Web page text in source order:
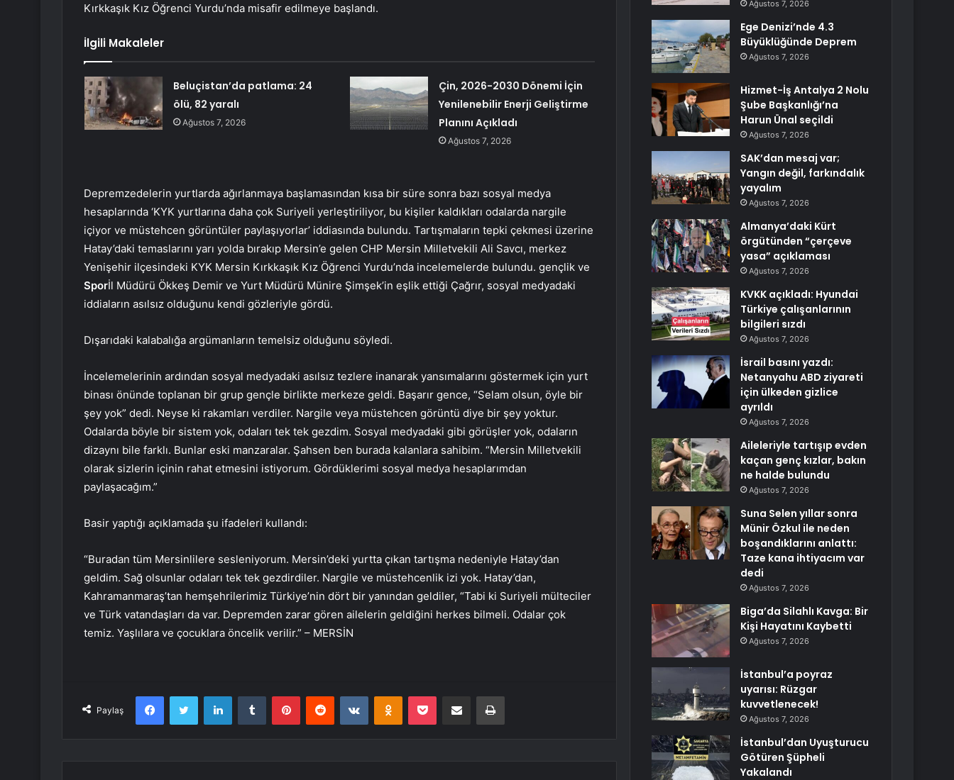
Kırkkaşık Kız Öğrenci Yurdu’nda misafir edilmeye başlandı.
İlgili Makaleler
Beluçistan’da patlama: 24
ölü, 82 yaralı
Ağustos 7, 2026
Çin, 2026-2030 Dönemi İçin
Yenilenebilir Enerji Geliştirme
Planını Açıkladı
Ağustos 7, 2026
Depremzedelerin yurtlarda ağırlanmaya başlamasından kısa bir süre sonra bazı sosyal medya
hesaplarında ‘KYK yurtlarına daha çok Suriyeli yerleştiriliyor, bu kişiler kaldıkları odalarda nargile
içiyor ve müstehcen görüntüler paylaşıyorlar’ iddiasında bulundu. Tartışmaların tepki çekmesi üzerine
Hatay’daki temaslarını yarı yolda bırakıp Mersin’e gelen CHP Mersin Milletvekili Ali Savcı, merkez
Yenişehir ilçesindeki KYK Mersin Kırkkaşık Kız Öğrenci Yurdu’nda incelemelerde bulundu. gençlik ve
Sporİl Müdürü Ökkeş Demir ve Yurt Müdürü Münire Şimşek’in eşlik ettiği Çağrır, sosyal medyadaki
iddiaların asılsız olduğunu kendi gözleriyle gördü.
Dışarıdaki kalabalığa argümanların temelsiz olduğunu söyledi.
İncelemelerinin ardından sosyal medyadaki asılsız tezlere inanarak yansımalarını göstermek için yurt
binası önünde toplanan bir grup gençle birlikte merkeze geldi. Başarır gence, “Selam olsun, öyle bir
şey yok” dedi. Neyse ki rakamları verdiler. Nargile veya müstehcen görüntü diye bir şey yoktur.
Odalarda böyle bir sistem yok, odaları tek tek gezdim. Sosyal medyadaki gibi görüşler yok, odaların
dizaynı bile farklı. Bunlar eski manzaralar. Şahsen ben burada kalanlara sahibim. “Mersin Milletvekili
olarak sizlerin içinin rahat etmesini istiyorum. Gördüklerimi sosyal medya hesaplarımdan
paylaşacağım.”
Basir yaptığı açıklamada şu ifadeleri kullandı:
“Buradan tüm Mersinlilere sesleniyorum. Mersin’deki yurtta çıkan tartışma nedeniyle Hatay’dan
geldim. Sağ olsunlar odaları tek tek gezdirdiler. Nargile ve müstehcenlik izi yok. Hatay’dan,
Kahramanmaraş’tan hemşehrilerimiz Türkiye’nin dört bir yanından geldiler, “Tabi ki Suriyeli mülteciler
ve Türk vatandaşları da var. Depremden zarar gören ailelerin geldiğini herkes bilmeli. Odalar çok
temiz. Yaşlılara ve çocuklara öncelik verilir.” – MERSİN
Paylaş
FacebookTwitter LinkedInTumblr PinterestReddit VKontakteOdnoklassniki
Pocket E-Posta ile paylaş Yazdır
Ağustos 7, 2026
Ege Denizi’nde 4.3
Büyüklüğünde Deprem
Ağustos 7, 2026
Hizmet-İş Antalya 2 Nolu
Şube Başkanlığı’na
Harun Ünal seçildi
Ağustos 7, 2026
SAK’dan mesaj var;
Yangın değil, farkındalık
yayalım
Ağustos 7, 2026
Almanya’daki Kürt
örgütünden “çerçeve
yasa” açıklaması
Ağustos 7, 2026
KVKK açıkladı: Hyundai
Türkiye çalışanlarının
bilgileri sızdı
Ağustos 7, 2026
İsrail basını yazdı:
Netanyahu ABD ziyareti
için ülkeden gizlice
ayrıldı
Ağustos 7, 2026
Aileleriyle tartışıp evden
kaçan genç kızlar, bakın
ne halde bulundu
Ağustos 7, 2026
Suna Selen yıllar sonra
Münir Özkul ile neden
boşandıklarını anlattı:
Taze kana ihtiyacım var
dedi
Ağustos 7, 2026
Biga’da Silahlı Kavga: Bir
Kişi Hayatını Kaybetti
Ağustos 7, 2026
İstanbul’a poyraz
uyarısı: Rüzgar
kuvvetlenecek!
Ağustos 7, 2026
İstanbul’dan Uyuşturucu
Götüren Şüpheli
Yakalandı